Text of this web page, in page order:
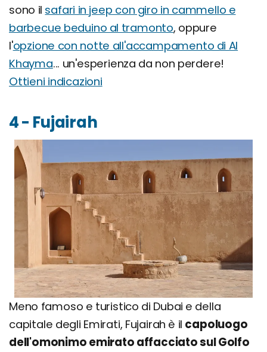
sono il safari in jeep con giro in cammello e
barbecue beduino al tramonto, oppure
l'opzione con notte all'accampamento di Al
Khayma... un'esperienza da non perdere!
Ottieni indicazioni
4 - Fujairah
Meno famoso e turistico di Dubai e della
capitale degli Emirati, Fujairah è il capoluogo
dell'omonimo emirato affacciato sul Golfo